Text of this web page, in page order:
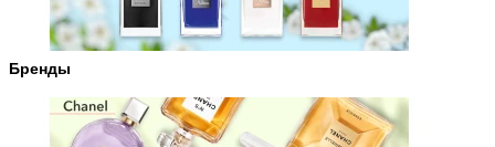
Бренды